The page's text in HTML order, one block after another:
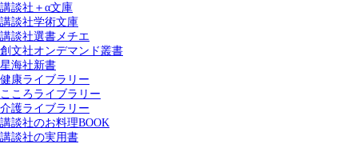
講談社＋α文庫
講談社学術文庫
講談社選書メチエ
創文社オンデマンド叢書
星海社新書
健康ライブラリー
こころライブラリー
介護ライブラリー
講談社のお料理BOOK
講談社の実用書